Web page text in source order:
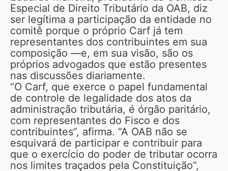
Especial de Direito Tributário da OAB, diz
ser legítima a participação da entidade no
comitê porque o próprio Carf já tem
representantes dos contribuintes em sua
composição —e, em sua visão, são os
próprios advogados que estão presentes
nas discussões diariamente.
“O Carf, que exerce o papel fundamental
de controle de legalidade dos atos da
administração tributária, é órgão paritário,
com representantes do Fisco e dos
contribuintes”, afirma. “A OAB não se
esquivará de participar e contribuir para
que o exercício do poder de tributar ocorra
nos limites traçados pela Constituição”,